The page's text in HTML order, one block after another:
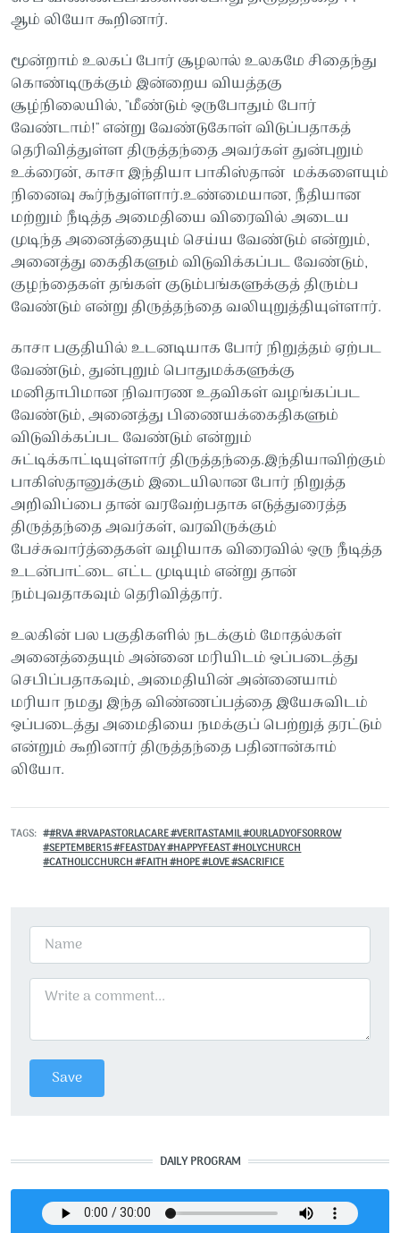
ஆம் லியோ கூறினார்.
மூன்றாம் உலகப் போர் சூழலால் உலகமே சிதைந்து
கொண்டிருக்கும் இன்றைய வியத்தகு
சூழ்நிலையில், "மீண்டும் ஒருபோதும் போர்
வேண்டாம்!" என்று வேண்டுகோள் விடுப்பதாகத்
தெரிவித்துள்ள திருத்தந்தை அவர்கள் துன்புறும்
உக்ரைன், காசா இந்தியா பாகிஸ்தான் மக்களையும்
நினைவு கூர்ந்துள்ளார்.உண்மையான, நீதியான
மற்றும் நீடித்த அமைதியை விரைவில் அடைய
முடிந்த அனைத்தையும் செய்ய வேண்டும் என்றும்,
அனைத்து கைதிகளும் விடுவிக்கப்பட வேண்டும்,
குழந்தைகள் தங்கள் குடும்பங்களுக்குத் திரும்ப
வேண்டும் என்று திருத்தந்தை வலியுறுத்தியுள்ளார்.
காசா பகுதியில் உடனடியாக போர் நிறுத்தம் ஏற்பட
வேண்டும், துன்புறும் பொதுமக்களுக்கு
மனிதாபிமான நிவாரண உதவிகள் வழங்கப்பட
வேண்டும், அனைத்து பிணையக்கைதிகளும்
விடுவிக்கப்பட வேண்டும் என்றும்
சுட்டிக்காட்டியுள்ளார் திருத்தந்தை.இந்தியாவிற்கும்
பாகிஸ்தானுக்கும் இடையிலான போர் நிறுத்த
அறிவிப்பை தான் வரவேற்பதாக எடுத்துரைத்த
திருத்தந்தை அவர்கள், வரவிருக்கும்
பேச்சுவார்த்தைகள் வழியாக விரைவில் ஒரு நீடித்த
உடன்பாட்டை எட்ட முடியும் என்று தான்
நம்புவதாகவும் தெரிவித்தார்.
உலகின் பல பகுதிகளில் நடக்கும் மோதல்கள்
அனைத்தையும் அன்னை மரியிடம் ஒப்படைத்து
செபிப்பதாகவும், அமைதியின் அன்னையாம்
மரியா நமது இந்த விண்ணப்பத்தை இயேசுவிடம்
ஒப்படைத்து அமைதியை நமக்குப் பெற்றுத் தரட்டும்
என்றும் கூறினார் திருத்தந்தை பதினான்காம்
லியோ.
TAGS
#RVA #RVAPASTORLACARE #VERITASTAMIL #OURLADYOFSORROW
#SEPTEMBER15 #FEASTDAY #HAPPYFEAST #HOLYCHURCH
#CATHOLICCHURCH #FAITH #HOPE #LOVE #SACRIFICE
DAILY PROGRAM